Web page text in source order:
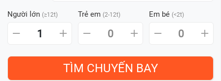
Người lớn (≥12t) Trẻ em (2-12t) Em bé (<2t)
1 0 0